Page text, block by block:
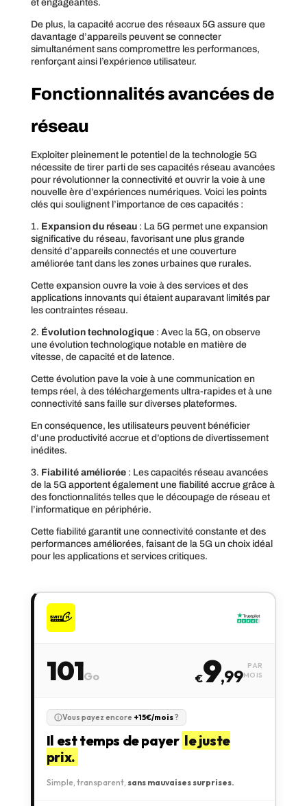
et engageantes.
De plus, la capacité accrue des réseaux 5G assure que
davantage d’appareils peuvent se connecter
simultanément sans compromettre les performances,
renforçant ainsi l’expérience utilisateur.
Fonctionnalités avancées de
réseau
Exploiter pleinement le potentiel de la technologie 5G
nécessite de tirer parti de ses capacités réseau avancées
pour révolutionner la connectivité et ouvrir la voie à une
nouvelle ère d’expériences numériques. Voici les points
clés qui soulignent l’importance de ces capacités :
1. Expansion du réseau: La 5G permet une expansion
significative du réseau, favorisant une plus grande
densité d’appareils connectés et une couverture
améliorée tant dans les zones urbaines que rurales.
Cette expansion ouvre la voie à des services et des
applications innovants qui étaient auparavant limités par
les contraintes réseau.
2. Évolution technologique: Avec la 5G, on observe
une évolution technologique notable en matière de
vitesse, de capacité et de latence.
Cette évolution pave la voie à une communication en
temps réel, à des téléchargements ultra-rapides et à une
connectivité sans faille sur diverses plateformes.
En conséquence, les utilisateurs peuvent bénéficier
d’une productivité accrue et d’options de divertissement
inédites.
3. Fiabilité améliorée: Les capacités réseau avancées
de la 5G apportent également une fiabilité accrue grâce à
des fonctionnalités telles que le découpage de réseau et
l’informatique en périphérie.
Cette fiabilité garantit une connectivité constante et des
performances améliorées, faisant de la 5G un choix idéal
pour les applications et services critiques.
101Go €9,99
PAR
MOIS
Vous payez encore +15€/mois?
Il est temps de payer le juste
prix.
Simple, transparent, sans mauvaises surprises.